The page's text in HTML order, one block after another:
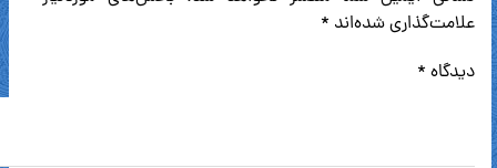
علامت‌گذاری شده‌اند *
دیدگاه *